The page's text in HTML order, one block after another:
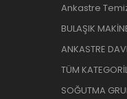
Ankastre
BULAŞIK
ANKASTRE
TÜM
SOĞUTMA